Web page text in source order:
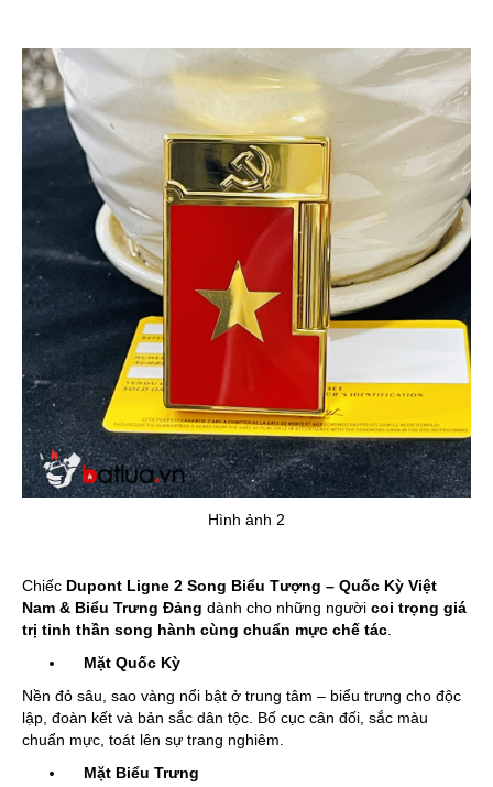
Hình ảnh 2
Chiếc Dupont Ligne 2 Song Biểu Tượng – Quốc Kỳ Việt
Nam & Biểu Trưng Đảng dành cho những người coi trọng giá
trị tinh thần song hành cùng chuẩn mực chế tác.
Mặt Quốc Kỳ
Nền đỏ sâu, sao vàng nổi bật ở trung tâm – biểu trưng cho độc
lập, đoàn kết và bản sắc dân tộc. Bố cục cân đối, sắc màu
chuẩn mực, toát lên sự trang nghiêm.
Mặt Biểu Trưng